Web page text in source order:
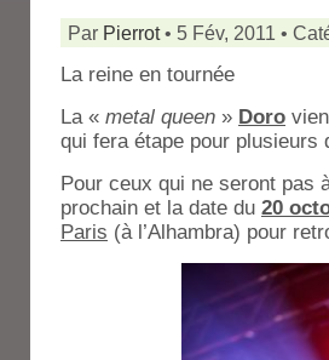
Par Pierrot• 5 Fév, 2011 •
La reine en tournée
La « metal queen » Doro
qui fera étape pour
Pour ceux qui ne seront pas
prochain et la date du 20
Paris (à l’Alhambra) pour